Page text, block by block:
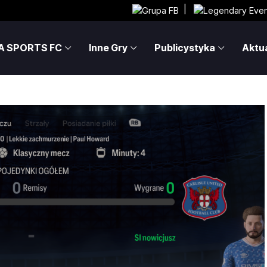
SPORTS FC Inne Gry Publicystyka